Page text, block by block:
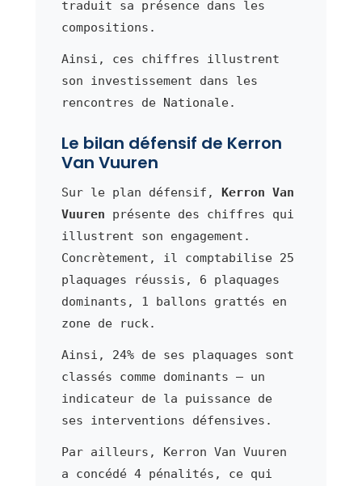
traduit sa présence dans les
compositions.
Ainsi, ces chiffres illustrent
son investissement dans les
rencontres de Nationale.
Le bilan défensif de Kerron
Van Vuuren
Sur le plan défensif, Kerron Van
Vuuren présente des chiffres qui
illustrent son engagement.
Concrètement, il comptabilise 25
plaquages réussis, 6 plaquages
dominants, 1 ballons grattés en
zone de ruck.
Ainsi, 24% de ses plaquages sont
classés comme dominants — un
indicateur de la puissance de
ses interventions défensives.
Par ailleurs, Kerron Van Vuuren
a concédé 4 pénalités, ce qui